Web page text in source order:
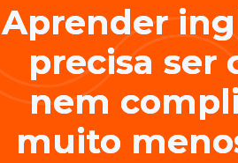
Aprender
precisa ser
nem
muito